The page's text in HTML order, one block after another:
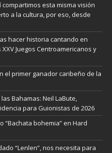
compartimos esta misma visión
a la cultura, por eso, desde
hacer historia cantando en
Juegos Centroamericanos y
el primer ganador caribeño de la
Bahamas: Neil LaBute,
para Guionistas de 2026
“Bachata bohemia” en Hard
“Lenlen”, nos necesita para